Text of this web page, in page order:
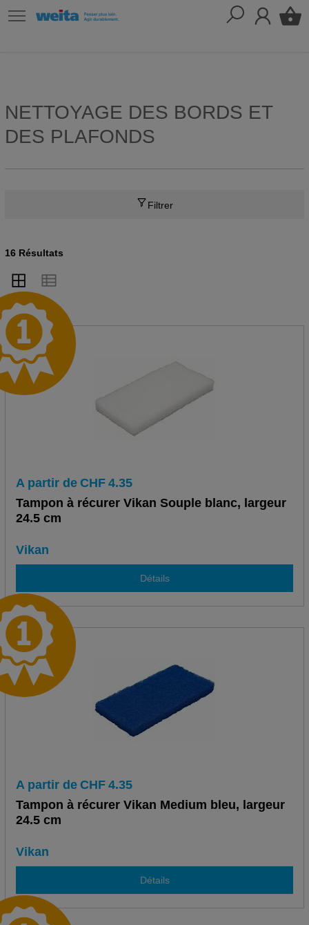
NETTOYAGE DES BORDS ET
DES PLAFONDS
Filtrer
16 Résultats
A partir de CHF 4.35
Tampon à récurer Vikan Souple blanc, largeur
24.5 cm
Vikan
Détails
A partir de CHF 4.35
Tampon à récurer Vikan Medium bleu, largeur
24.5 cm
Vikan
Détails